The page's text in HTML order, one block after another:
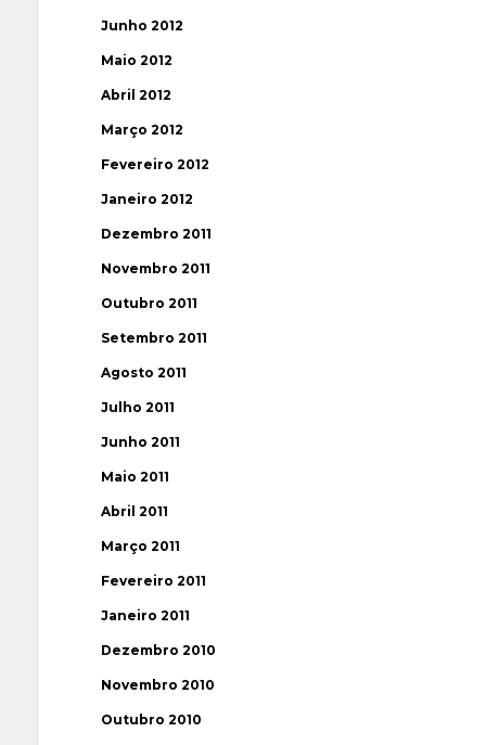
Junho 2012
Maio 2012
Abril 2012
Março 2012
Fevereiro 2012
Janeiro 2012
Dezembro 2011
Novembro 2011
Outubro 2011
Setembro 2011
Agosto 2011
Julho 2011
Junho 2011
Maio 2011
Abril 2011
Março 2011
Fevereiro 2011
Janeiro 2011
Dezembro 2010
Novembro 2010
Outubro 2010